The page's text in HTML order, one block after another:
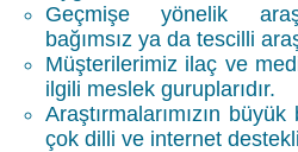
Geçmişe yönelik
bağımsız ya da tescilli
Müşterilerimiz ilaç ve
ilgili meslek guruplarıdır.
Araştırmalarımızın
çok dilli ve internet